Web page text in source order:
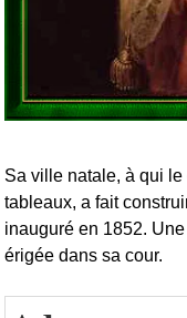
Sa ville natale, à qui
tableaux, a fait
inauguré en 1852.
érigée dans sa cour.